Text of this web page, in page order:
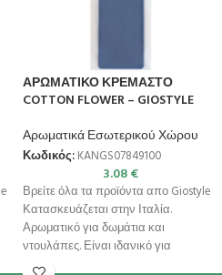
ΑΡΩΜΑΤΙΚΟ ΚΡΕΜΑΣΤΟ
COTTON FLOWER – GIOSTYLE
Αρωματικά Εσωτερικού Χώρου
Κωδικός: KANGS07849100
3.08€
Βρείτε όλα τα προϊόντα απο Giostyle
Κατασκευάζεται στην Ιταλία.
Αρωματικό για δωμάτια και
ντουλάπες. Είναι ιδανικό για
οποιοδήποτε περιβάλλον: από